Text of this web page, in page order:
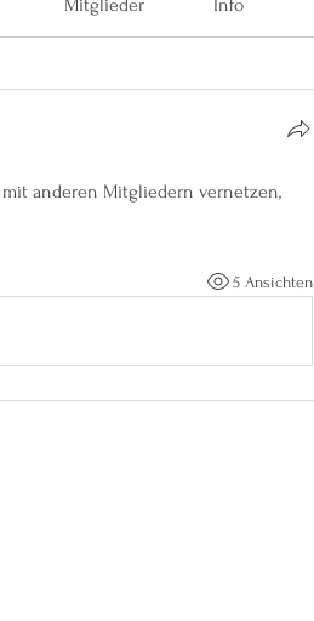
Mitglieder Info
anderen Mitgliedern vernetzen,
5 Ansichten